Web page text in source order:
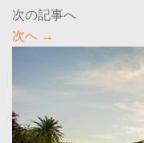
次へ →